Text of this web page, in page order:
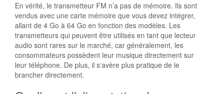
En vérité, le transmetteur FM n’a pas de mémoire. Ils sont
vendus avec une carte mémoire que vous devez intégrer,
allant de 4 Go à 64 Go en fonction des modèles. Les
transmetteurs qui peuvent être utilisés en tant que lecteur
audio sont rares sur le marché, car généralement, les
consommateurs possèdent leur musique directement sur
leur téléphone. De plus, il s‘avère plus pratique de le
brancher directement.